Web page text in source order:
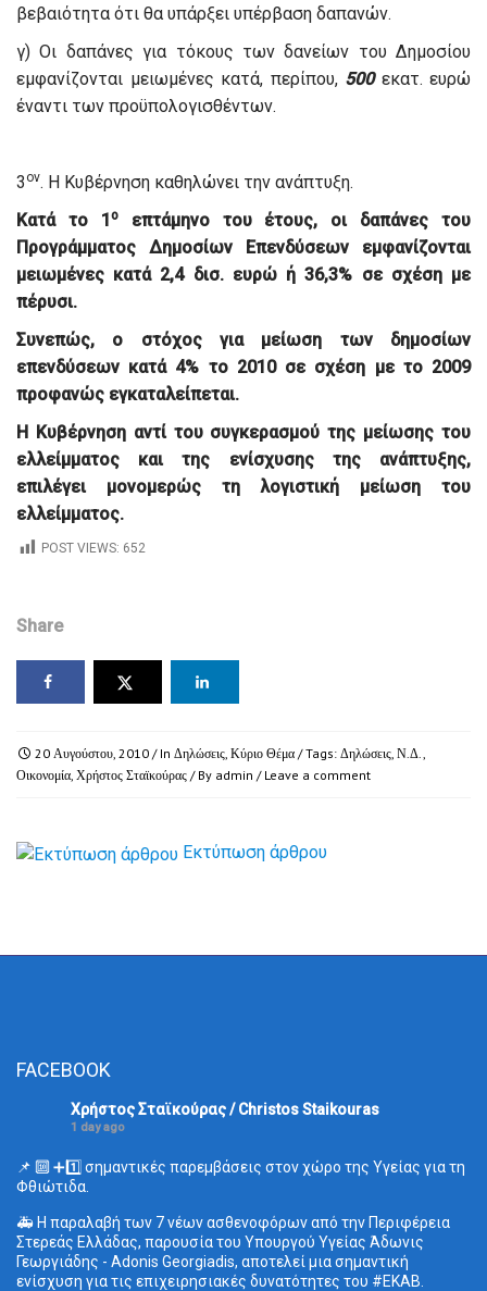
βεβαιότητα ότι θα υπάρξει υπέρβαση δαπανών.
γ) Οι δαπάνες για τόκους των δανείων του Δημοσίου
εμφανίζονται μειωμένες κατά, περίπου, 500εκατ. ευρώ
έναντι των προϋπολογισθέντων.
3 ον. Η Κυβέρνηση καθηλώνει την ανάπτυξη.
Κατά το 1οεπτάμηνο του έτους, οι δαπάνες του
Προγράμματος Δημοσίων Επενδύσεων εμφανίζονται
μειωμένες κατά 2,4 δισ. ευρώ ή 36,3% σε σχέση με
πέρυσι.
Συνεπώς, ο στόχος για μείωση των δημοσίων
επενδύσεων κατά 4% το 2010 σε σχέση με το 2009
προφανώς εγκαταλείπεται.
Η Κυβέρνηση αντί του συγκερασμού της μείωσης του
ελλείμματος και της ενίσχυσης της ανάπτυξης,
επιλέγει μονομερώς τη λογιστική μείωση του
ελλείμματος.
POST VIEWS: 652
Share
20 Αυγούστου, 2010 / In Δηλώσεις, Κύριο Θέμα / Tags: Δηλώσεις, Ν.Δ.,
Οικονομία, Χρήστος Σταϊκούρας / By admin / Leave a comment
Εκτύπωση άρθρου
FACEBOOK
Χρήστος Σταϊκούρας / Christos Staikouras
1 day ago
📌 🔟 ➕1️⃣ σημαντικές παρεμβάσεις στον χώρο της Υγείας για τη
Φθιώτιδα.
🚑 Η παραλαβή των 7 νέων ασθενοφόρων από την Περιφέρεια
Στερεάς Ελλάδας, παρουσία του Υπουργού Υγείας Άδωνις
Γεωργιάδης - Adonis Georgiadis, αποτελεί μια σημαντική
ενίσχυση για τις επιχειρησιακές δυνατότητες του #ΕΚΑΒ